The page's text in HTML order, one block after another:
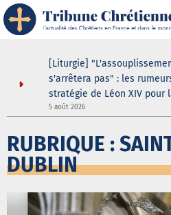
[Liturgie]
s'arrêtera pas" : les
stratégie de Léon XIV
5 août 2026
RUBRIQUE :
DUBLIN